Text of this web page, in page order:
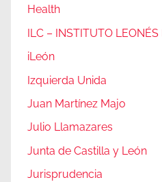
Health
ILC – INSTITUTO LEONÉS
iLeón
Izquierda Unida
Juan Martínez Majo
Julio Llamazares
Junta de Castilla y León
Jurisprudencia